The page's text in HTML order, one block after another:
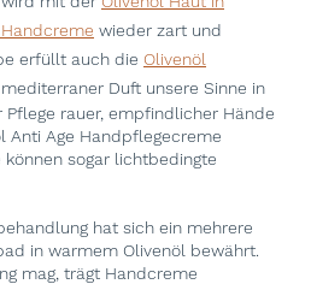
wieder zart und
erfüllt auch die Olivenöl
Duft unsere Sinne in
Pflege rauer, empfindlicher Hände
Anti Age Handpflegecreme
sogar lichtbedingte
hat sich ein mehrere
in warmem Olivenöl bewährt.
mag, trägt Handcreme